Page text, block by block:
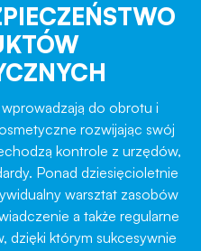
do obrotu i
rozwijając swój
kontrole z urzędów,
Ponad dziesięcioletnie
warsztat zasobów
a także regularne
dzięki którym sukcesywnie